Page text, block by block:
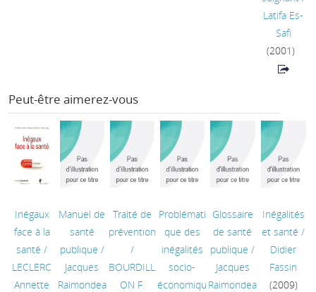
Latifa Es-
Safi
(2001)
Peut-être aimerez-vous
Inégaux
face à la
santé /
LECLERC
Annette
Manuel de
santé
publique /
Jacques
Raimondea
Traité de
prévention
/
BOURDILL
ON F.
Problémati
que des
inégalités
socio-
économiqu
Glossaire
de santé
publique /
Jacques
Raimondea
Inégalités
et santé /
Didier
Fassin
(2009)